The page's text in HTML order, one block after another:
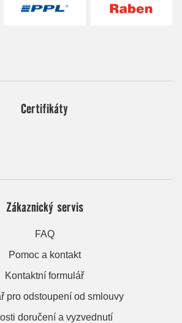
Certifikáty
Zákaznický servis
FAQ
Pomoc a kontakt
Kontaktní formulář
pro odstoupení od smlouvy
doručení a vyzvednutí